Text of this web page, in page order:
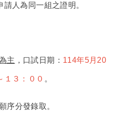
人為同一組之證明。
主 ，口試日期： 114年5月20
３：００ 。
序分發錄取。